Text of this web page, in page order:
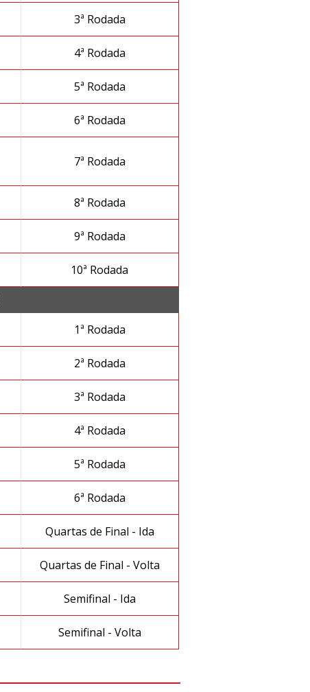
3ª Rodada
4ª Rodada
5ª Rodada
6ª Rodada
7ª Rodada
8ª Rodada
9ª Rodada
10ª Rodada
1ª Rodada
2ª Rodada
3ª Rodada
4ª Rodada
5ª Rodada
6ª Rodada
Quartas de Final - Ida
Quartas de Final - Volta
Semifinal - Ida
Semifinal - Volta